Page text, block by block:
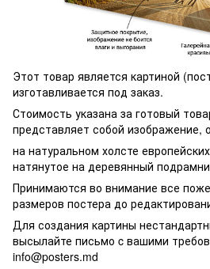
Этот товар является картиной
изготавливается под заказ.
Стоимость указана за готовый
представляет собой изображение,
на натуральном холсте
натянутое на деревянный
Принимаются во внимание все
размеров постера до
Для создания картины
высылайте письмо c вашими
info@posters.md